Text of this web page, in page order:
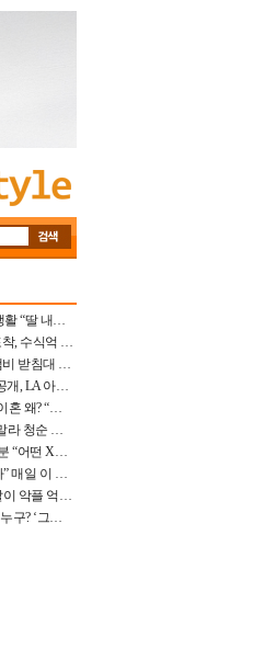
배우 최일순, 이혼 후 20년 산속 생활 “딸 내가 버렸다고 원망‥맘 아파”(특종)[어제TV]
‘혼외자→유부남’ 정우성 근황 포착, 수식억 해킹 피해 후배 만났다 “존경하는”
집 공개 유재석, 결혼사진 라면 냄비 받침대 되고 분노‥가족사진도 피해(놀뭐)[어제TV]
백윤식 손녀+정시아 딸 첫 유화 공개, LA 아트쇼→서울국제조각페스타 작가다운 수준급 실력
유혜리, 배우 이근희과 1년 반만 이혼 왜? “식칼 꽂고 의자 던져” 충격 폭로(특종)[어제TV]
임지연, 그림 같은 발리 배경? 뼈말라 청순 비키니 핏에 상대 안 되네
김성수, ♥박소윤 집 이불 폐기 처분 “어떤 X이랑 썼을지 몰라” 질투(신랑수업2)[어제TV]
44kg 송가인 “비가 오나 눈이 오나” 매일 이 운동, 허벅지 근육량 상승+체지방 감소
“연예인 걱정 NO” 김승현, 가난팔이 악플 억울할만‥아내+딸과 日 여행
재혼 강성연 ♥2살 연하 의사남편 누구? ‘그알’ 자문의에 훈남 비주얼 초엘리트 스펙 [종합]